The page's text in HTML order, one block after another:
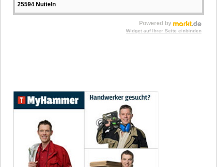
25594 Nutteln
Powered by
Widget auf Ihrer Seite einbinden